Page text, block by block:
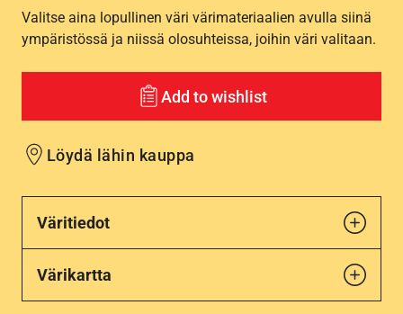
Valitse aina lopullinen väri värimateriaalien avulla siinä
ympäristössä ja niissä olosuhteissa, joihin väri valitaan.
Add to wishlist
Löydä lähin kauppa
Väritiedot
Värikartta